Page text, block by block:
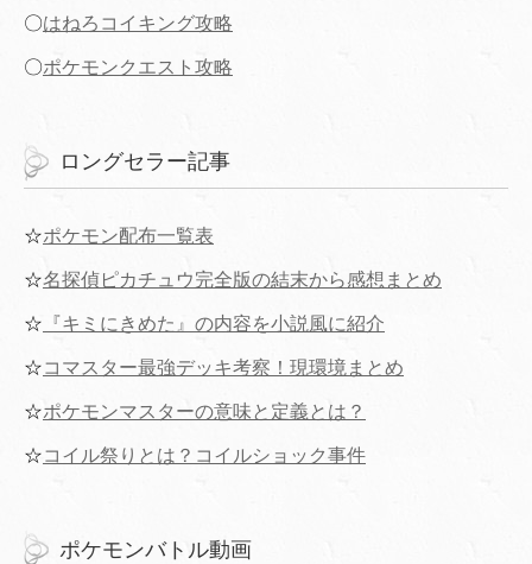
〇はねろコイキング攻略
〇ポケモンクエスト攻略
ロングセラー記事
☆ポケモン配布一覧表
☆名探偵ピカチュウ完全版の結末から感想まとめ
☆ 『キミにきめた』の内容を小説風に紹介
☆コマスター最強デッキ考察！現環境まとめ
☆ポケモンマスターの意味と定義とは？
☆コイル祭りとは？コイルショック事件
ポケモンバトル動画